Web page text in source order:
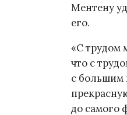
Ментену
его.
«С трудом
что с
с большим
до самого